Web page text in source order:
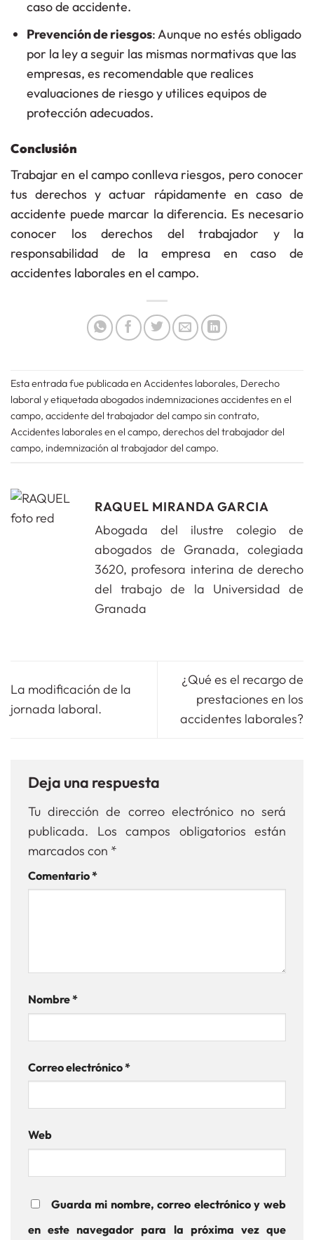
caso de accidente.
Prevención de riesgos: Aunque no estés obligado
por la ley a seguir las mismas normativas que las
empresas, es recomendable que realices
evaluaciones de riesgo y utilices equipos de
protección adecuados.
Conclusión
Trabajar en el campo conlleva riesgos, pero conocer
tus derechos y actuar rápidamente en caso de
accidente puede marcar la diferencia. Es necesario
conocer los derechos del trabajador y la
responsabilidad de la empresa en caso de
accidentes laborales en el campo.
Esta entrada fue publicada en Accidentes laborales, Derecho
laboral y etiquetadaabogados indemnizaciones accidentes en el
campo, accidente del trabajador del campo sin contrato,
Accidentes laborales en el campo, derechos del trabajador del
campo, indemnización al trabajador del campo.
RAQUEL MIRANDA GARCIA
Abogada del ilustre colegio de
abogados de Granada, colegiada
3620, profesora interina de derecho
del trabajo de la Universidad de
Granada
La modificación de la
jornada laboral.
¿Qué es el recargo de
prestaciones en los
accidentes laborales?
Deja una respuesta
Tu dirección de correo electrónico no será
publicada.
Los campos obligatorios están
marcados con *
Comentario*
Nombre*
Correo electrónico*
Web
Guarda mi nombre, correo electrónico y web
en este navegador para la próxima vez que